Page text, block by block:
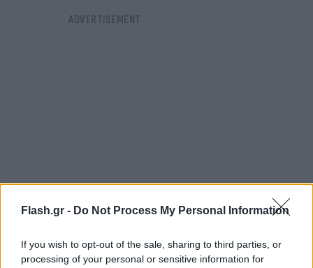
Flash.gr - Do Not Process My Personal Information
If you wish to opt-out of the sale, sharing to third parties, or
processing of your personal or sensitive information for
Σύμφωνα με πληροφορίες ο ένας από τους δύο